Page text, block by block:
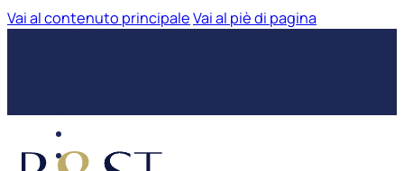
Vai al contenuto principaleVai al piè di pagina